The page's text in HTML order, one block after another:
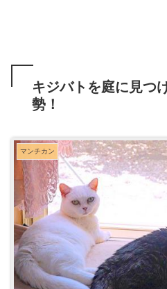
キジバトを庭に見つ
勢！
マンチカン